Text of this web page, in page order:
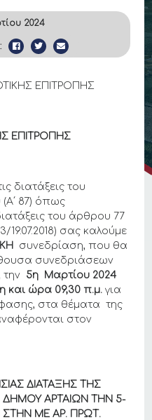
2024
ΕΠΙΤΡΟΠΗΣ
ΕΠΙΤΡΟΠΗΣ
διατάξεις του
(Α΄ 87) όπως
του άρθρου 77
19.07.2018) σας καλούμε
συνεδρίαση, που θα
συνεδριάσεων
την 5η Μαρτίου 2024
και ώρα 09,30 π.μ.για
στα θέματα της
στον
ΔΙΑΤΑΞΗΣ ΤΗΣ
ΑΡΤΑΙΩΝ THN 5-
ΣΤΗΝ ΜΕ ΑΡ. ΠΡΩΤ.